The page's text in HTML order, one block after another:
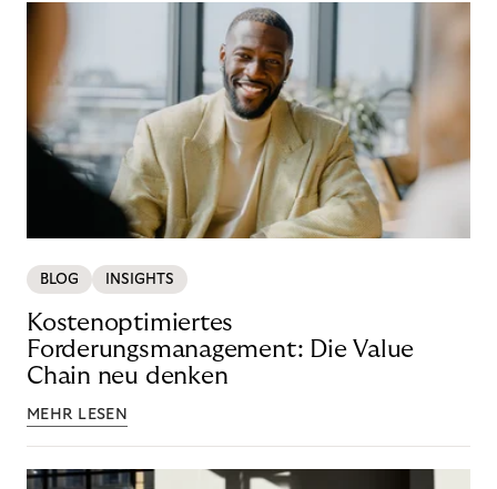
BLOG INSIGHTS
Kostenoptimiertes
Forderungsmanagement: Die Value
Chain neu denken
MEHR LESEN